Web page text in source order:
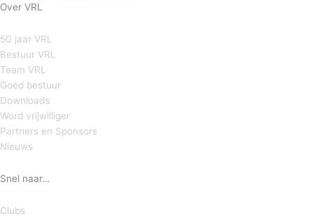
Over VRL
50 jaar VRL
Bestuur VRL
Team VRL
Goed bestuur
Downloads
Word vrijwilliger
Partners en Sponsors
Nieuws
Snel naar…
Clubs